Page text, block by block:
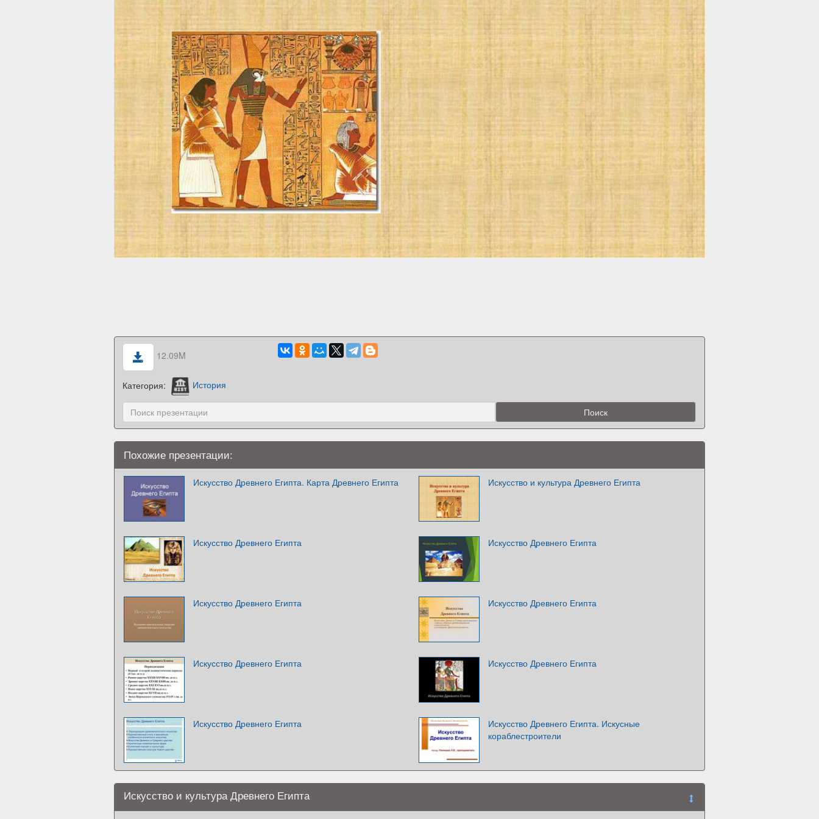
12.09M
Категория: История
Похожие презентации:
Искусство Древнего Египта. Карта Древнего Египта Искусство и культура Древнего Египта
Искусство Древнего Египта Искусство Древнего Египта
Искусство Древнего Египта Искусство Древнего Египта
Искусство Древнего Египта Искусство Древнего Египта
Искусство Древнего Египта
Искусство Древнего Египта. Искусные
кораблестроители
Искусство и культура Древнего Египта